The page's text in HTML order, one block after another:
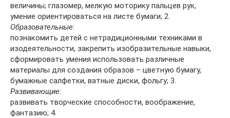
величины; глазомер, мелкую моторику пальцев рук,
умение ориентироваться на листе бумаги; 2.
Образовательные:
познакомить детей с нетрадиционными техниками в
изодеятельности, закрепить изобразительные навыки,
сформировать умения использовать различные
материалы для создания образов – цветную бумагу,
бумажные салфетки, ватные диски, фольгу; 3.
Развивающие:
развивать творческие способности, воображение,
фантазию; 4.